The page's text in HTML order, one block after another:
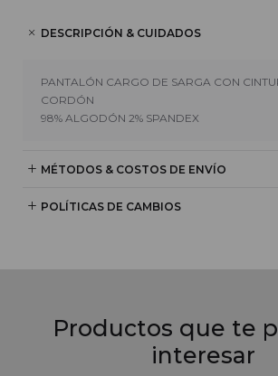
DESCRIPCIÓN & CUIDADOS
PANTALÓN CARGO DE SARGA CON
CORDÓN
98% ALGODÓN 2% SPANDEX
MÉTODOS & COSTOS DE ENVÍO
POLÍTICAS DE CAMBIOS
Productos que te
interesar